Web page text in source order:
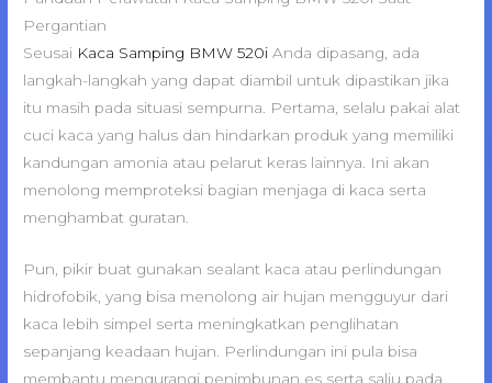
Pergantian
Seusai Kaca Samping BMW 520i Anda dipasang, ada
langkah-langkah yang dapat diambil untuk dipastikan jika
itu masih pada situasi sempurna. Pertama, selalu pakai alat
cuci kaca yang halus dan hindarkan produk yang memiliki
kandungan amonia atau pelarut keras lainnya. Ini akan
menolong memproteksi bagian menjaga di kaca serta
menghambat guratan.
Pun, pikir buat gunakan sealant kaca atau perlindungan
hidrofobik, yang bisa menolong air hujan mengguyur dari
kaca lebih simpel serta meningkatkan penglihatan
sepanjang keadaan hujan. Perlindungan ini pula bisa
membantu mengurangi penimbunan es serta salju pada